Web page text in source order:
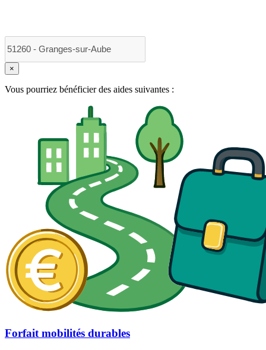
×
Vous pourriez bénéficier des aides suivantes :
Forfait mobilités durables